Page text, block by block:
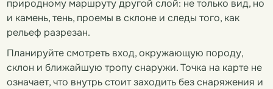
природному маршруту другой слой: не только вид, но
и камень, тень, проемы в склоне и следы того, как
рельеф разрезан.
Планируйте смотреть вход, окружающую породу,
склон и ближайшую тропу снаружи. Точка на карте не
означает, что внутрь стоит заходить без снаряжения и